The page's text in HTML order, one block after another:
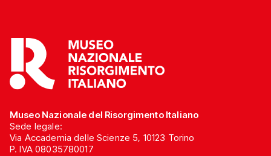
Museo Nazionale del Risorgimento Italiano
Sede legale:
Via Accademia delle Scienze 5, 10123 Torino
P. IVA 08035780017